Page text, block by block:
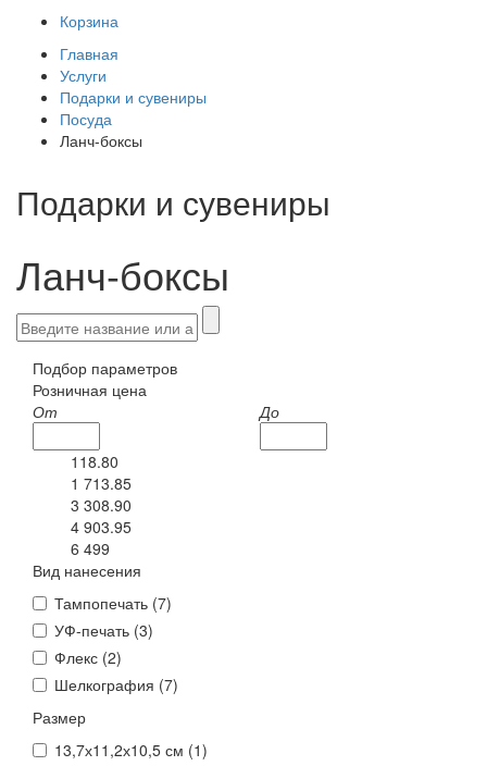
Корзина
Главная
Услуги
Подарки и сувениры
Посуда
Ланч-боксы
Подарки и сувениры
Ланч-боксы
Подбор параметров
Розничная цена
От
До
118.80
1 713.85
3 308.90
4 903.95
6 499
Вид нанесения
Тампопечать (7)
УФ-печать (3)
Флекс (2)
Шелкография (7)
Размер
13,7х11,2х10,5 см (1)